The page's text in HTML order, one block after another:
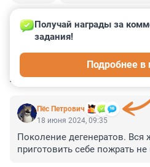
КОММЕНТАРИИ 32
Пёс Петрович
Получай награды за
задания!
Подробнее в
18 июня 2024, 09:35
Поколение дегенератов. Вся
приготовить себе пожрать